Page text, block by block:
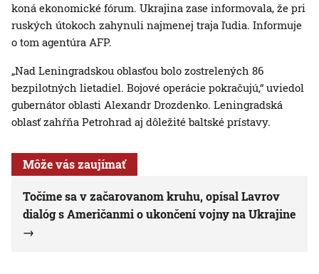
koná ekonomické fórum. Ukrajina zase informovala, že pri
ruských útokoch zahynuli najmenej traja ľudia. Informuje
o tom agentúra AFP.
„Nad Leningradskou oblasťou bolo zostrelených 86
bezpilotných lietadiel. Bojové operácie pokračujú,“ uviedol
gubernátor oblasti Alexandr Drozdenko. Leningradská
oblasť zahŕňa Petrohrad aj dôležité baltské prístavy.
Môže vás zaujímať
Točíme sa v začarovanom kruhu, opísal Lavrov
dialóg s Američanmi o ukončení vojny na Ukrajine